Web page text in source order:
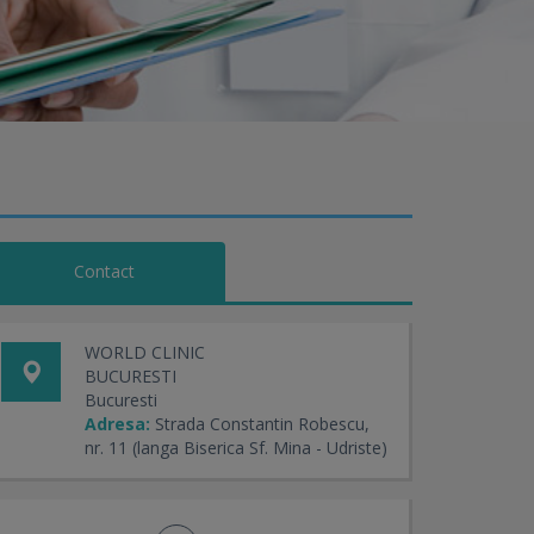
Contact
WORLD CLINIC
BUCURESTI
Bucuresti
Adresa: Strada Constantin Robescu,
nr. 11 (langa Biserica Sf. Mina - Udriste)